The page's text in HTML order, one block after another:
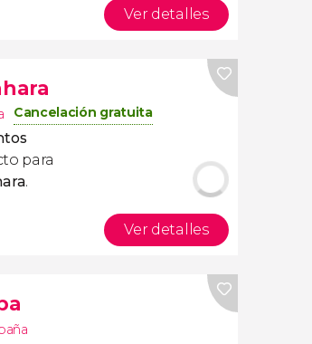
Ver detalles
Cancelación gratuita
para
.
Ver detalles